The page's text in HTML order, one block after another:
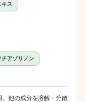
キス
チアゾリノン
他の成分を溶解・分散